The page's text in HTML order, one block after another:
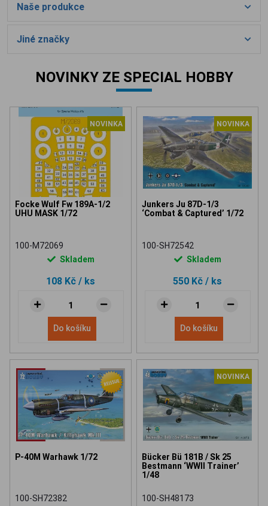
Naše produkce
Jiné značky
NOVINKY ZE SPECIAL HOBBY
NOVINKA
Focke Wulf Fw 189A-1/2
UHU MASK 1/72
100-M72069
Skladem
108 Kč / ks
Do košíku
NOVINKA
Junkers Ju 87D-1/3
‘Combat & Captured’ 1/72
100-SH72542
Skladem
550 Kč / ks
Do košíku
P-40M Warhawk 1/72
100-SH72382
NOVINKA
Bücker Bü 181B / Sk 25
Bestmann ‘WWII Trainer’
1/48
100-SH48173